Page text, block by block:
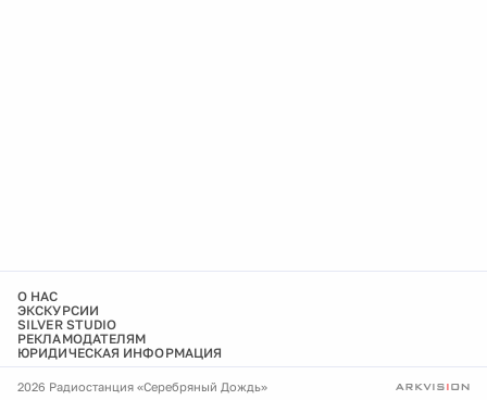
О НАС
ЭКСКУРСИИ
SILVER STUDIO
РЕКЛАМОДАТЕЛЯМ
ЮРИДИЧЕСКАЯ ИНФОРМАЦИЯ
2026 Радиостанция «Серебряный Дождь»